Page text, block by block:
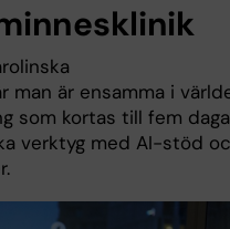
man är ensamma i
som kortas till fem
verktyg med AI-stöd